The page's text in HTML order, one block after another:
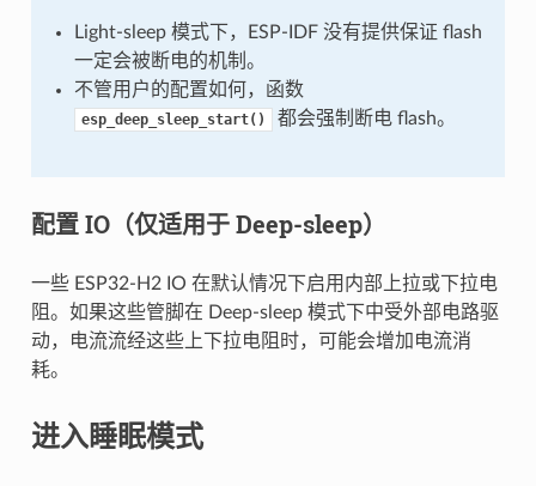
Light-sleep 模式下，ESP-IDF 没有提供保证 flash
一定会被断电的机制。
不管用户的配置如何，函数
esp_deep_sleep_start() 都会强制断电 flash。
配置 IO（仅适用于 Deep-sleep）
一些 ESP32-H2 IO 在默认情况下启用内部上拉或下拉电
阻。如果这些管脚在 Deep-sleep 模式下中受外部电路驱
动，电流流经这些上下拉电阻时，可能会增加电流消
耗。
进入睡眠模式